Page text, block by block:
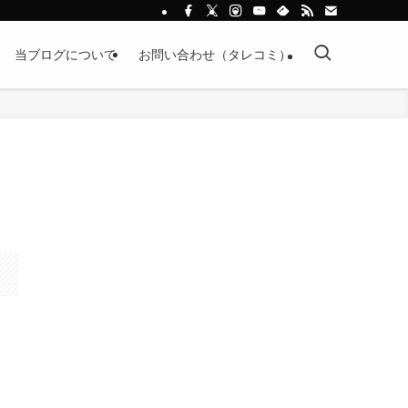
当ブログについて お問い合わせ（タレコミ）